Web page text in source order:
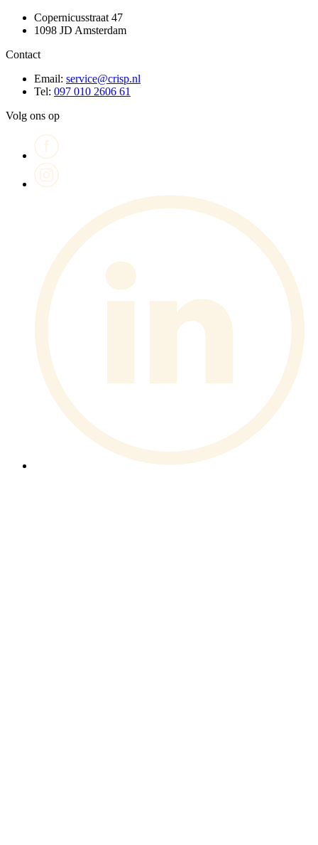
Copernicusstraat 47
1098 JD Amsterdam
Contact
Email: service@crisp.nl
Tel: 097 010 2606 61
Volg ons op